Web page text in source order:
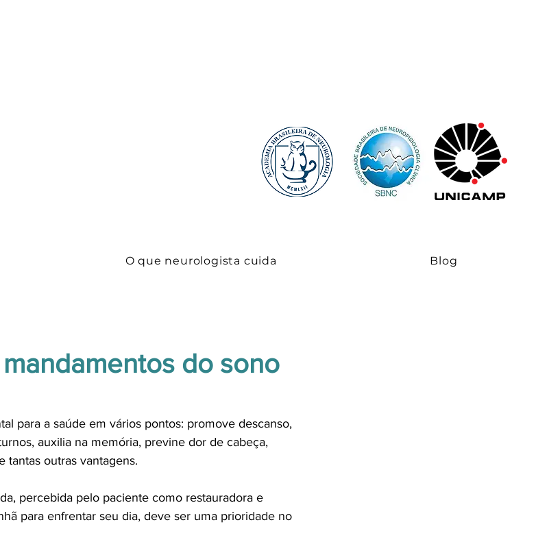
O que neurologista cuida Blog
do sono
para a saúde em vários pontos: promove descanso,
auxilia na memória, previne dor de cabeça,
tantas outras vantagens.
percebida pelo paciente como restauradora e
para enfrentar seu dia, deve ser uma prioridade no